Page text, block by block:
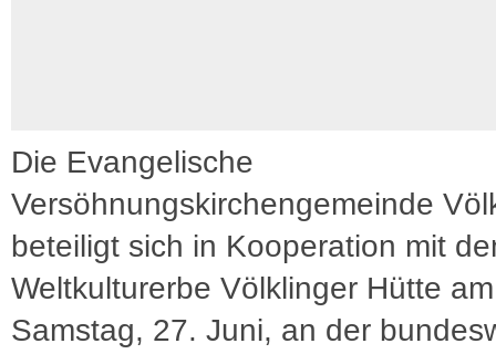
Die Evangelische
Versöhnungskirchengemeinde
beteiligt sich in Kooperation mit
Weltkulturerbe Völklinger Hütte am
Samstag, 27. Juni, an der